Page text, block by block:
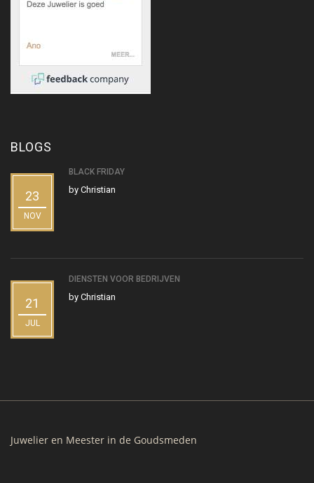
BLOGS
23
NOV
BLACK FRIDAY
by Christian
21
JUL
DIENSTEN VOOR BEDRIJVEN
by Christian
Juwelier en Meester in de Goudsmeden